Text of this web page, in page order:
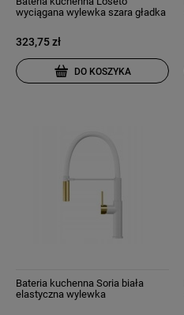
wyciągana wylewka szara gładka
323,75 zł
DO KOSZYKA
Bateria kuchenna Soria biała
elastyczna wylewka